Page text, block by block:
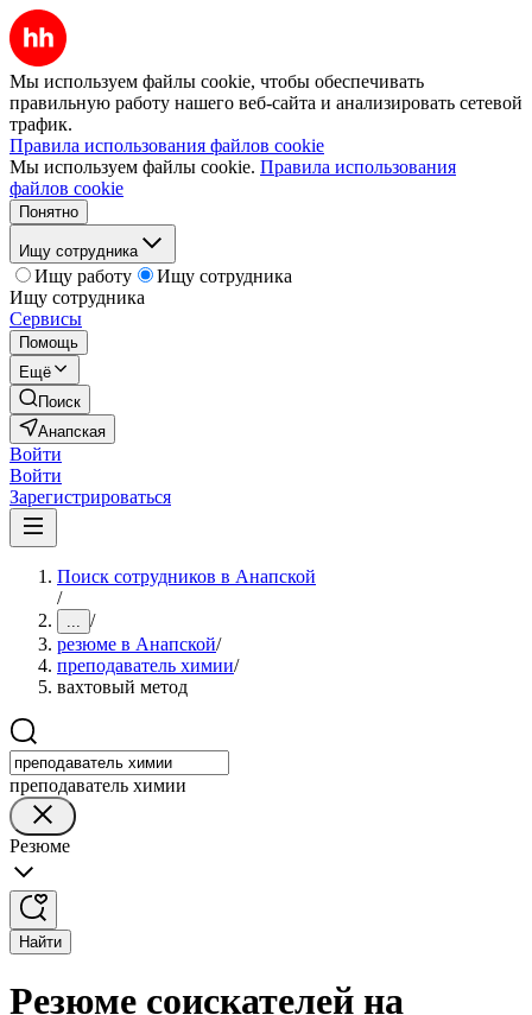
Мы используем файлы cookie, чтобы обеспечивать
правильную работу нашего веб-сайта и анализировать сетевой
трафик.
Правила использования файлов cookie
Мы используем файлы cookie. Правила использования
файлов cookie
Понятно
Ищу сотрудника
Ищу работу
Ищу сотрудника
Ищу сотрудника
Сервисы
Помощь
Ещё
Поиск
Анапская
Войти
Войти
Зарегистрироваться
Поиск сотрудников в Анапской
/
... /
резюме в Анапской/
преподаватель химии/
вахтовый метод
преподаватель химии
Резюме
Найти
Резюме соискателей на